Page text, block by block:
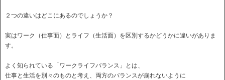
２つの違いはどこにあるのでしょうか？
実はワーク（仕事面）とライフ（生活面）を区別するかどうかに違いがありま
す。
よく知られている「ワークライフバランス」とは、
仕事と生活を別々のものと考え、両方のバランスが崩れないように